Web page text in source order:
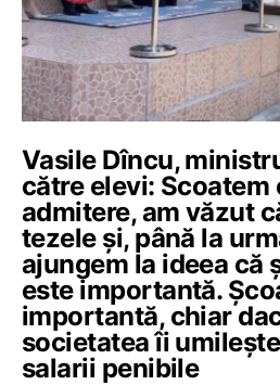
Vasile Dîncu,
către elevi: Scoatem
admitere, am văzut
tezele şi, până la
ajungem la ideea că
este importantă.
importantă, chiar
societatea îi
salarii penibile